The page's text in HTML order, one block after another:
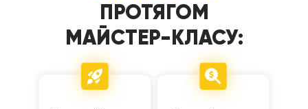
ПРОТЯГОМ
МАЙСТЕР-КЛАСУ: